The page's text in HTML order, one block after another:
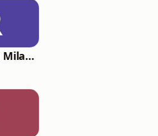
Radio Roberto Milano